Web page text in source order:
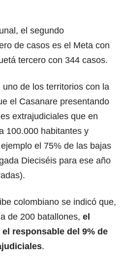
el segundo
de casos es el Meta con
tercero con 344 casos.
de los territorios con la
el Casanare presentando
extrajudiciales que en
100.000 habitantes y
el 75% de las bajas
Dieciséis para ese año
colombiano se indicó que,
de 200 batallones, el
responsable del 9% de
.